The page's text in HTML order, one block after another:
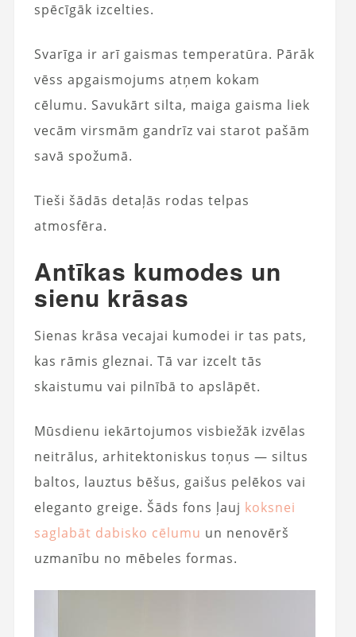
spēcīgāk izcelties.
Svarīga ir arī gaismas temperatūra. Pārāk
vēss apgaismojums atņem kokam
cēlumu. Savukārt silta, maiga gaisma liek
vecām virsmām gandrīz vai starot pašām
savā spožumā.
Tieši šādās detaļās rodas telpas
atmosfēra.
Antīkas kumodes un
sienu krāsas
Sienas krāsa vecajai kumodei ir tas pats,
kas rāmis gleznai. Tā var izcelt tās
skaistumu vai pilnībā to apslāpēt.
Mūsdienu iekārtojumos visbiežāk izvēlas
neitrālus, arhitektoniskus toņus — siltus
baltos, lauztus bēšus, gaišus pelēkos vai
eleganto greige. Šāds fons ļauj koksnei
saglabāt dabisko cēlumu un nenovērš
uzmanību no mēbeles formas.